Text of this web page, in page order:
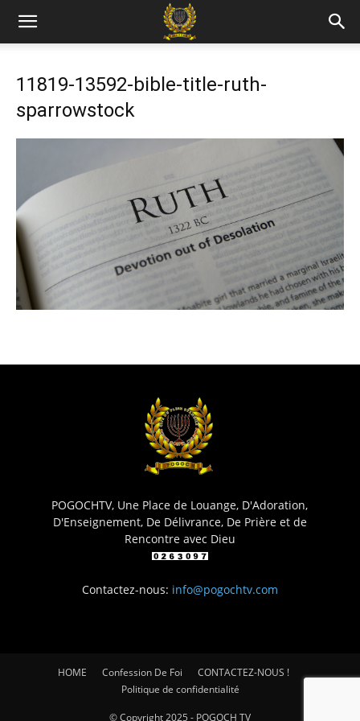
11819-13592-bible-title-ruth-
sparrowstock
POGOCHTV, Une Place de Louange, D'Adoration,
D'Enseignement, De Délivrance, De Prière et de
Rencontre avec Dieu
Contactez-nous: info@pogochtv.com
HOME Confession De Foi
CONTACTEZ-NOUS !
Politique de confidentialité
© Copyright 2025 - POGOCH TV